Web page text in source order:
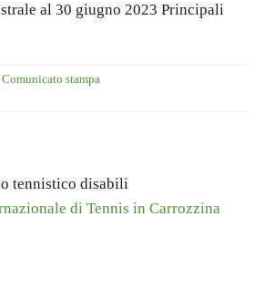
al 30 giugno 2023 Principali
Comunicato stampa
di Tennis in Carrozzina